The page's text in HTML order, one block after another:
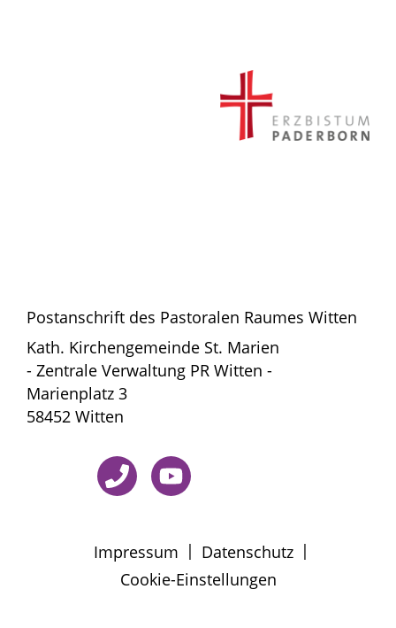
Postanschrift des Pastoralen Raumes Witten
Kath. Kirchengemeinde St. Marien
- Zentrale Verwaltung PR Witten -
Marienplatz 3
58452 Witten
Impressum | Datenschutz |
Cookie-Einstellungen